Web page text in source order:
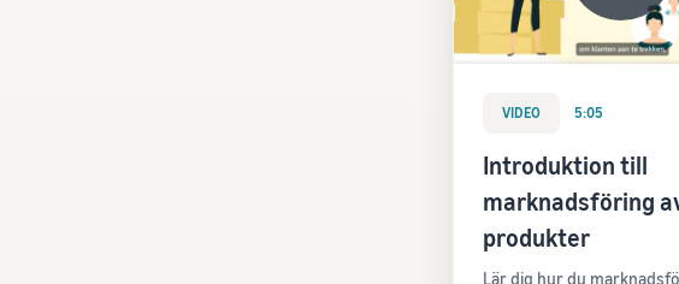
VIDEO 5:05
Introduktion till
marknadsföring
produkter
Lär dig hur du